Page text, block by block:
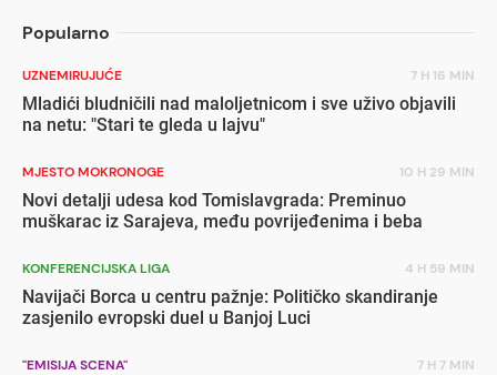
Popularno
UZNEMIRUJUĆE 7 H 16 MIN
Mladići bludničili nad maloljetnicom i sve uživo objavili
na netu: "Stari te gleda u lajvu"
MJESTO MOKRONOGE 10 H 29 MIN
Novi detalji udesa kod Tomislavgrada: Preminuo
muškarac iz Sarajeva, među povrijeđenima i beba
KONFERENCIJSKA LIGA 4 H 59 MIN
Navijači Borca u centru pažnje: Političko skandiranje
zasjenilo evropski duel u Banjoj Luci
"EMISIJA SCENA" 7 H 7 MIN